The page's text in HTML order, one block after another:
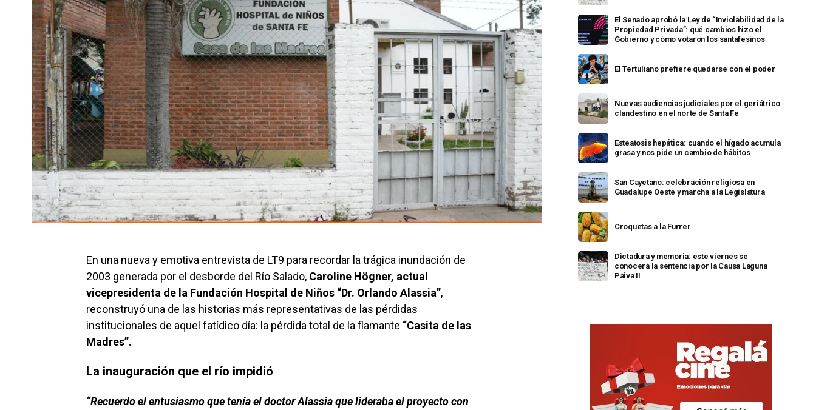
En una nueva y emotiva entrevista de LT9 para recordar la trágica inundación de
2003 generada por el desborde del Río Salado, Caroline Högner, actual
vicepresidenta de la Fundación Hospital de Niños “Dr. Orlando Alassia”,
reconstruyó una de las historias más representativas de las pérdidas
institucionales de aquel fatídico día: la pérdida total de la flamante “Casita de las
Madres”.
La inauguración que el río impidió
“Recuerdo el entusiasmo que tenía el doctor Alassia que lideraba el proyecto con
El Senado aprobó la Ley de “Inviolabilidad de la
Propiedad Privada”: qué cambios hizo el
Gobierno y cómo votaron los santafesinos
El Tertuliano prefiere quedarse con el poder
Nuevas audiencias judiciales por el geriátrico
clandestino en el norte de Santa Fe
Esteatosis hepática: cuando el hígado acumula
grasa y nos pide un cambio de hábitos
San Cayetano: celebración religiosa en
Guadalupe Oeste y marcha a la Legislatura
Croquetas a la Furrer
Dictadura y memoria: este viernes se
conocerá la sentencia por la Causa Laguna
Paiva II